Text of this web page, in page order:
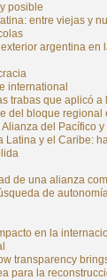
posible
entre viejas y
argentina
international
trabas que aplicó
del bloque
del Pacífico
Latina y el Caribe:
de una alianza
de
en la
transparency
para la